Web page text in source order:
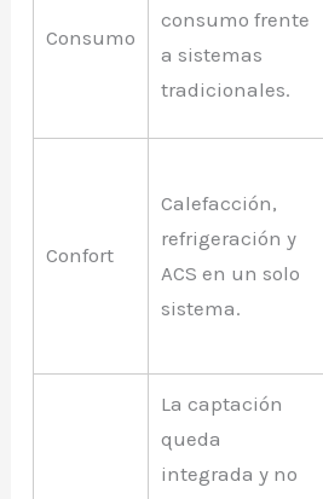
Consumo
consumo frente
a sistemas
tradicionales.
Confort
Calefacción,
refrigeración y
ACS en un solo
sistema.
La captación
queda
integrada y no